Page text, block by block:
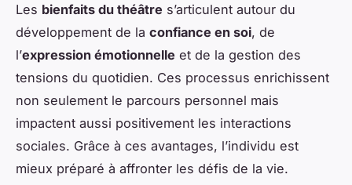
Les bienfaits du théâtre s’articulent autour du
développement de la confiance en soi, de
l’expression émotionnelle et de la gestion des
tensions du quotidien. Ces processus enrichissent
non seulement le parcours personnel mais
impactent aussi positivement les interactions
sociales. Grâce à ces avantages, l’individu est
mieux préparé à affronter les défis de la vie.